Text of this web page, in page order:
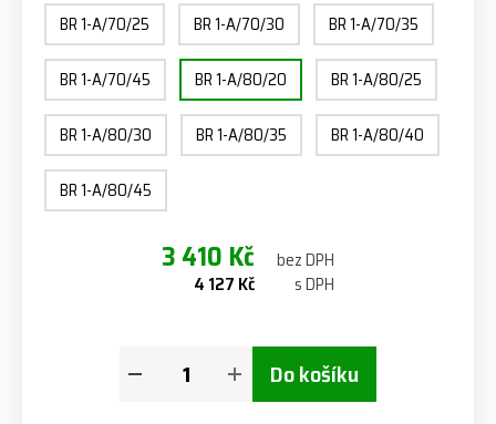
BR 1-A/70/25 BR 1-A/70/30 BR 1-A/70/35
BR 1-A/70/45 BR 1-A/80/20 BR 1-A/80/25
BR 1-A/80/30 BR 1-A/80/35 BR 1-A/80/40
BR 1-A/80/45
3 410 Kč bez DPH
4 127 Kč s DPH
Do košíku